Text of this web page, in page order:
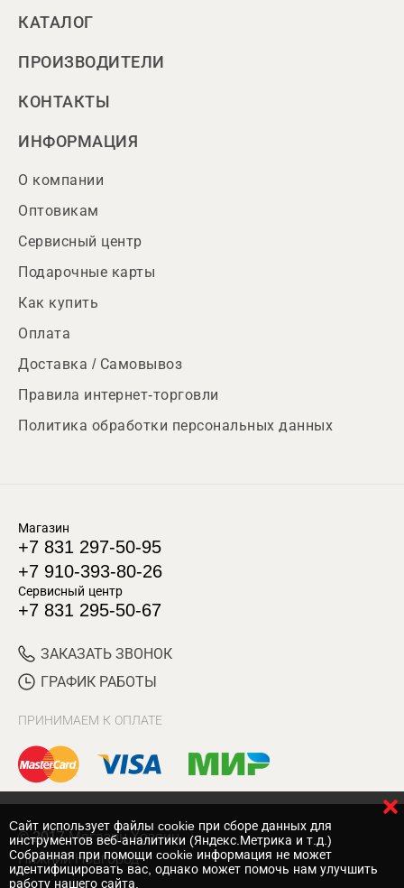
КАТАЛОГ
ПРОИЗВОДИТЕЛИ
КОНТАКТЫ
ИНФОРМАЦИЯ
О компании
Оптовикам
Сервисный центр
Подарочные карты
Как купить
Оплата
Доставка / Самовывоз
Правила интернет-торговли
Политика обработки персональных данных
Магазин
+7 831 297-50-95
+7 910-393-80-26
Сервисный центр
+7 831 295-50-67
ЗАКАЗАТЬ ЗВОНОК
ГРАФИК РАБОТЫ
ПРИНИМАЕМ К ОПЛАТЕ
© 2017 Магазин Хозяин
Нижний Новгород
Cайт использует файлы cookie при сборе данных для
инструментов веб-аналитики (Яндекс.Метрика и т.д.)
Собранная при помощи cookie информация не может
идентифицировать вас, однако может помочь нам улучшить
работу нашего сайта.